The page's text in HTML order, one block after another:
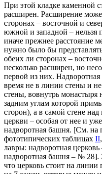
При этой кладке каменной
расширен. Расширение
сторонах – восточной и
южной и западной – нельзя
иначе прежнее расстояние
нужно было бы
обеих ли сторонах –
несколько расширен, но
первой из них. Надворотная
время не в линии стены и
стены, вовнутрь монастыря
задним углам которой
сторон), а в самой стене
церкви – особая от нее и
надворотная башня. [См.
фототипических таблицах II,
лавры: надворотная
надворотная башня – № 28].
что церковь стоит на